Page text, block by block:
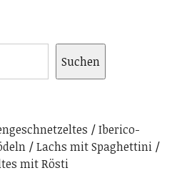
Suchen
Iberico-
Lachs mit Spaghettini
mit Rösti